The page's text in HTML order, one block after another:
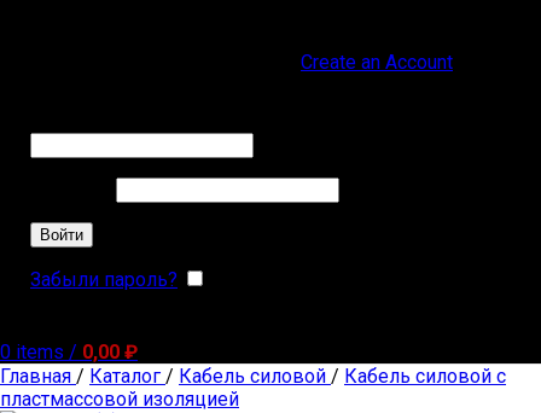
Create an Account
Войти
Забыли пароль?
0 items / 0,00 ₽
Главная / Каталог / Кабель силовой / Кабель силовой с
пластмассовой изоляцией